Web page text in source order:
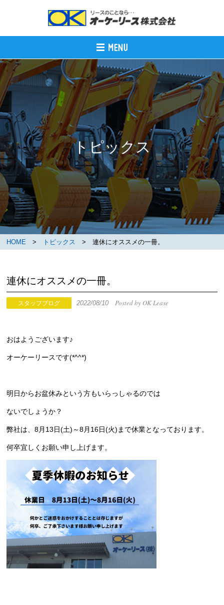
トピックス
HOME > トピックス > 連休にオススメの一冊。
連休にオススメの一冊。
スタッフブログ 2022/08/10Posted by OK Lease
おはようございます♪
オーケーリースです(*^^*)
明日からお盆休みという方もいらっしゃるのでは
ないでしょうか？
弊社は、8月13日(土)～8月16日(火)まで休業となっております。
何卒宜しくお願い申し上げます。